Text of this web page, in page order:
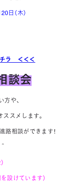
日（木）
ラ ＜＜＜
談会
や、
スメします。
路相談ができます！
設けています）